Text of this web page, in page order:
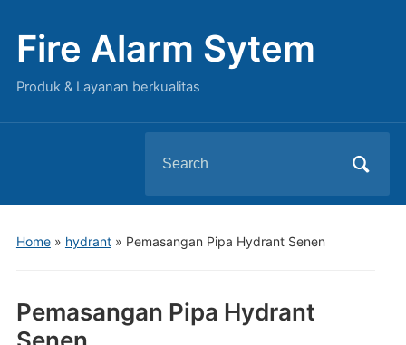
Fire Alarm Sytem
Produk & Layanan berkualitas
for:
Home» hydrant» Pemasangan Pipa Hydrant Senen
Pemasangan Pipa Hydrant